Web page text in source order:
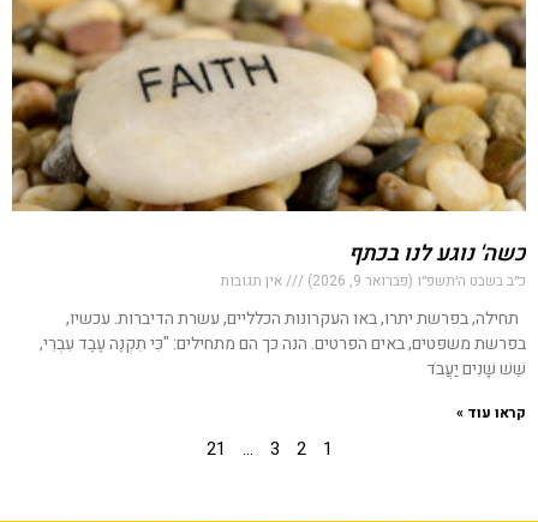
כשה' נוגע לנו בכתף
כ״ב בשבט ה׳תשפ״ו (פברואר 9, 2026) אין תגובות
תחילה, בפרשת יתרו, באו העקרונות הכלליים, עשרת הדיברות. עכשיו,
בפרשת משפטים, באים הפרטים. הנה כך הם מתחילים: "כִּי תִקְנֶה עֶבֶד עִבְרִי,
שֵׁשׁ שָׁנִים יַעֲבֹד
קראו עוד »
1
2
3
…
21